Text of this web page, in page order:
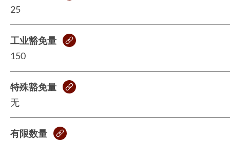
25
工业豁免量
150
特殊豁免量
无
有限数量